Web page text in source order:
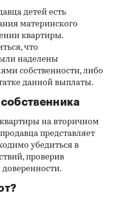
детей есть
материнского
квартиры.
что
наделены
собственности, либо
данной выплаты.
на вторичном
представляет
убедиться в
проверив